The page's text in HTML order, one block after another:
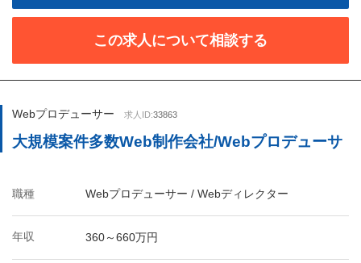
この求人について相談する
Webプロデューサー 求人ID:33863
大規模案件多数Web制作会社/Webプロデューサ
職種 Webプロデューサー / Webディレクター
年収 360～660万円